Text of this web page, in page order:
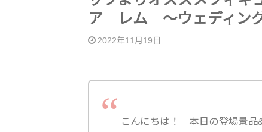
ア レム 〜ウェディン
2022年11月19日
こんにちは！ 本日の登場景品